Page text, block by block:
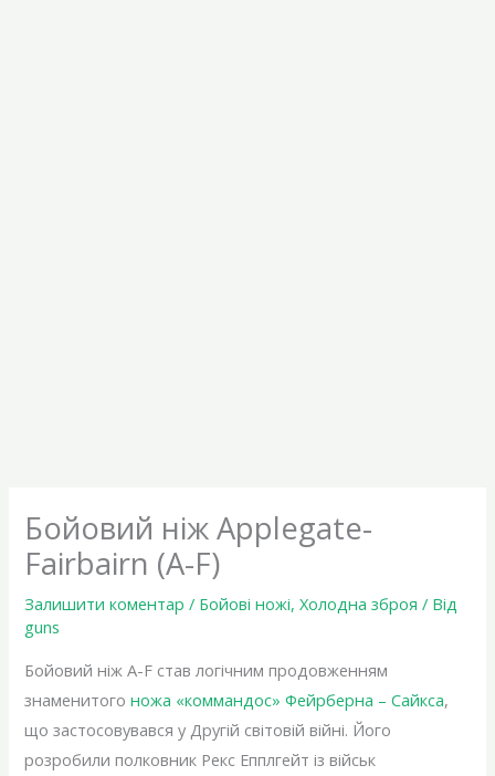
Бойовий ніж Applegate-
Fairbairn (A-F)
Залишити коментар / Бойові ножі,Холодна зброя / Від
guns
Бойовий ніж A-F став логічним продовженням
знаменитогоножа «коммандос» Фейрберна – Сайкса,
що застосовувався у Другій світовій війні. Його
розробили полковник Рекс Епплгейт із військ